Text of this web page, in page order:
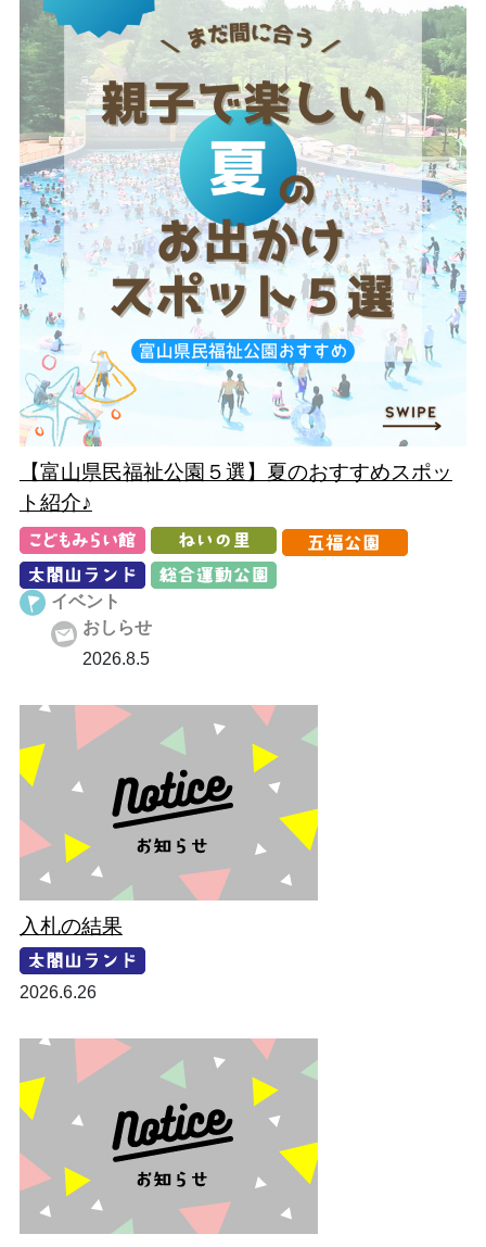
【富山県民福祉公園５選】夏のおすすめスポッ
ト紹介♪
イベント
おしらせ
2026.8.5
入札の結果
2026.6.26